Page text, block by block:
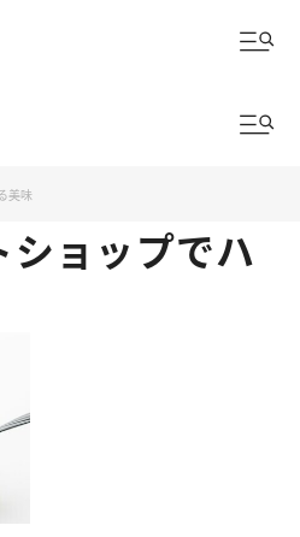
美味
ョップでハ